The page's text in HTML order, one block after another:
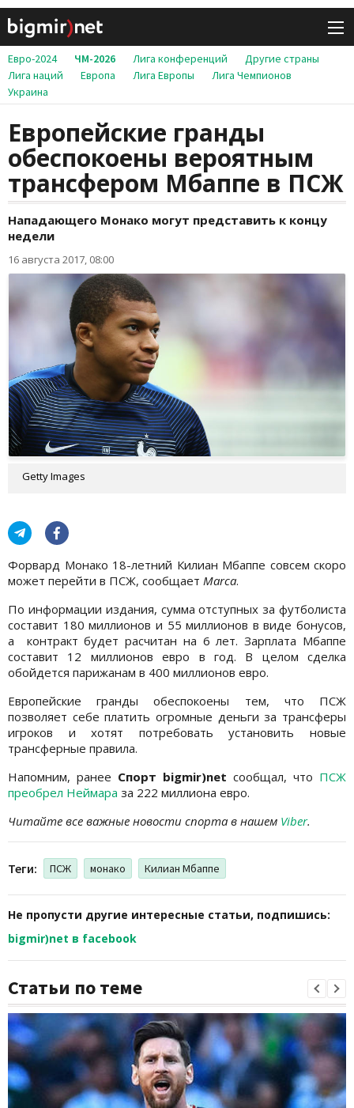
Евро-2024 ЧМ-2026 Лига конференций
Другие страны
Лига наций
Европа Лига Европы
Лига Чемпионов
Украина
Европейские гранды
обеспокоены вероятным
трансфером Мбаппе в ПСЖ
Нападающего Монако могут представить к концу
недели
16 августа 2017, 08:00
Getty Images
Форвард Монако 18-летний Килиан Мбаппе совсем скоро
может перейти в ПСЖ, сообщает Marca.
По информации издания, сумма отступных за футболиста
составит 180 миллионов и 55 миллионов в виде бонусов,
а контракт будет расчитан на 6 лет. Зарплата Мбаппе
составит 12 миллионов евро в год. В целом сделка
обойдется парижанам в 400 миллионов евро.
Европейские гранды обеспокоены тем, что ПСЖ
позволяет себе платить огромные деньги за трансферы
игроков и хотят потребовать установить новые
трансферные правила.
Напомним, ранее Спорт bigmir)net сообщал, что ПСЖ
преобрел Неймара за 222 миллиона евро.
Читайте все важные новости спорта в нашем Viber.
Теги: ПСЖ монако Килиан Мбаппе
Не пропусти другие интересные статьи, подпишись:
bigmir)net в facebook
Статьи по теме